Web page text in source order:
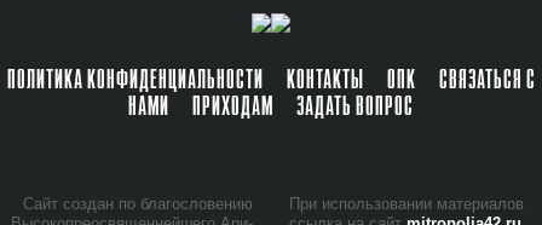
ПОЛИТИКА КОНФИДЕНЦИАЛЬНОСТИ КОНТАКТЫ ОПК
СВЯЗАТЬСЯ С
НАМИ
ПРИХОДАМ ЗАДАТЬ ВОПРОС
Сайт со­здан по бла­го­сло­ве­нию
При ис­поль­зо­ва­нии ма­те­ри­а­лов